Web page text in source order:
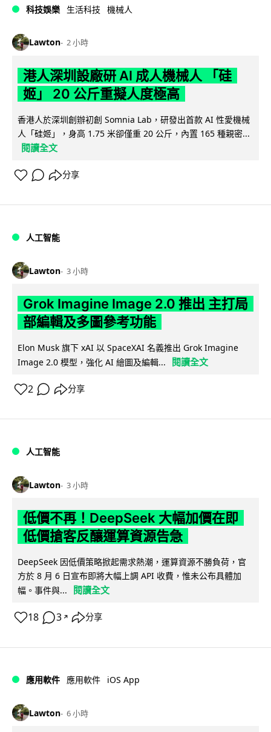
科技娛樂 生活科技 機械人
Lawton 2 小時
港人深圳設廠研 AI 成人機械人 「硅
姬」 20 公斤重擬人度極高
香港人於深圳創辦初創 Somnia Lab，研發出首款 AI 性愛機械
人「硅姬」，身高 1.75 米卻僅重 20 公斤，內置 165 種親密...
閱讀全文
分享
人工智能
Lawton 3 小時
Grok Imagine Image 2.0 推出 主打局
部編輯及多圖參考功能
Elon Musk 旗下 xAI 以 SpaceXAI 名義推出 Grok Imagine
Image 2.0 模型，強化 AI 繪圖及編輯...
閱讀全文
2 分享
人工智能
Lawton 3 小時
低價不再！DeepSeek 大幅加價在即
低價搶客反釀運算資源告急
DeepSeek 因低價策略掀起需求熱潮，運算資源不勝負荷，官
方於 8 月 6 日宣布即將大幅上調 API 收費，惟未公布具體加
幅。事件與...
閱讀全文
18 3 ↗ 分享
應用軟件 應用軟件 iOS App
Lawton 6 小時